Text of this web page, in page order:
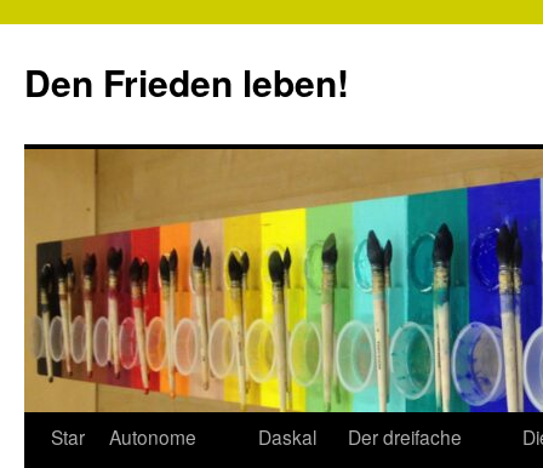
springen
Den Frieden leben!
Star
Autonome
Daskal
Der dreifache